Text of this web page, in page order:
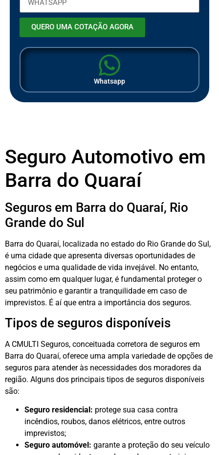
QUERO UMA COTAÇÃO AGORA
Whatsapp
Seguro Automotivo em
Barra do Quaraí
Seguros em Barra do Quaraí, Rio
Grande do Sul
Barra do Quaraí, localizada no estado do Rio Grande do Sul,
é uma cidade que apresenta diversas oportunidades de
negócios e uma qualidade de vida invejável. No entanto,
assim como em qualquer lugar, é fundamental proteger o
seu patrimônio e garantir a tranquilidade em caso de
imprevistos. É aí que entra a importância dos seguros.
Tipos de seguros disponíveis
A CMULTI Seguros, conceituada corretora de seguros em
Barra do Quaraí, oferece uma ampla variedade de opções de
seguros para atender às necessidades dos moradores da
região. Alguns dos principais tipos de seguros disponíveis
são:
Seguro residencial: protege sua casa contra
incêndios, roubos, danos elétricos, entre outros
imprevistos;
Seguro automóvel: garante a proteção do seu veículo